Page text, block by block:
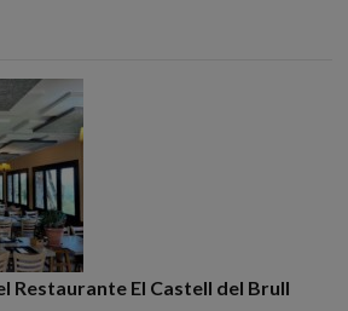
Restaurante El Castell del Brull